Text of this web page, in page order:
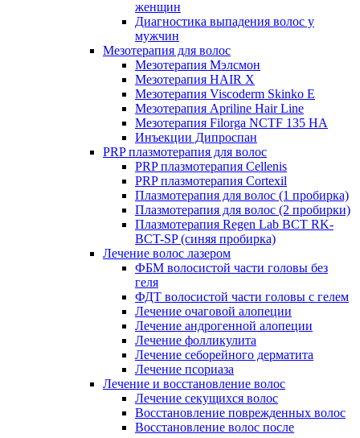
женщин
Диагностика выпадения волос у
мужчин
Мезотерапия для волос
Мезотерапия Мэлсмон
Мезотерапия HAIR X
Мезотерапия Viscoderm Skinko E
Мезотерапия Apriline Hair Line
Мезотерапия Filorga NCTF 135 HA
Инъекции Дипроспан
PRP плазмотерапия для волос
PRP плазмотерапия Cellenis
PRP плазмотерапия Cortexil
Плазмотерапия для волос (1 пробирка)
Плазмотерапия для волос (2 пробирки)
Плазмотерапия Regen Lab BCT RK-
BCT-SP (синяя пробирка)
Лечение волос лазером
ФБМ волосистой части головы без
геля
ФДТ волосистой части головы с гелем
Лечение очаговой алопеции
Лечение андрогенной алопеции
Лечение фолликулита
Лечение себорейного дерматита
Лечение псориаза
Лечение и восстановление волос
Лечение секущихся волос
Восстановление поврежденных волос
Восстановление волос после